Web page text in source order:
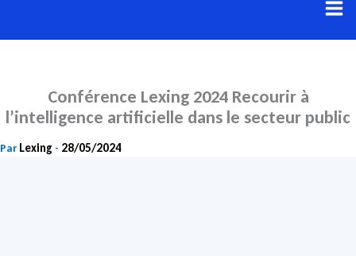
au
Conférence Lexing 2024 Recourir à
l’intelligence artificielle dans le secteur public
Par Lexing - 28/05/2024